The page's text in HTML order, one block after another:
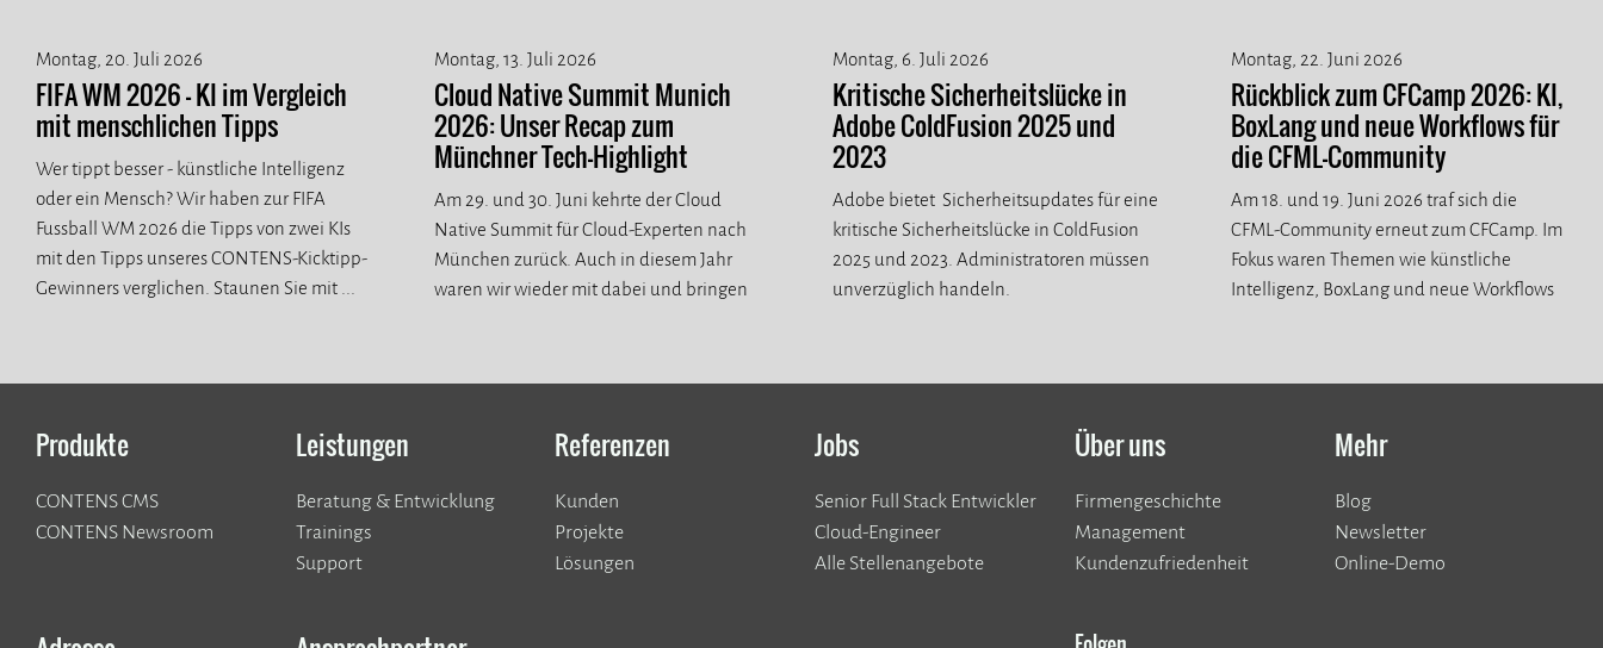
Montag, 20. Juli 2026
FIFA WM 2026 - KI im Vergleich
mit menschlichen Tipps
Wer tippt besser - künstliche Intelligenz
oder ein Mensch? Wir haben zur FIFA
Fussball WM 2026 die Tipps von zwei KIs
mit den Tipps unseres CONTENS-Kicktipp-
Gewinners verglichen. Staunen Sie mit ...
Montag, 13. Juli 2026
Cloud Native Summit Munich
2026: Unser Recap zum
Münchner Tech-Highlight
Am 29. und 30. Juni kehrte der Cloud
Native Summit für Cloud-Experten nach
München zurück. Auch in diesem Jahr
waren wir wieder mit dabei und bringen
Montag, 6. Juli 2026
Kritische Sicherheitslücke in
Adobe ColdFusion 2025 und
2023
Adobe bietet Sicherheitsupdates für eine
kritische Sicherheitslücke in ColdFusion
2025 und 2023. Administratoren müssen
unverzüglich handeln.
Montag, 22. Juni 2026
Rückblick zum CFCamp 2026: KI,
BoxLang und neue Workflows für
die CFML-Community
Am 18. und 19. Juni 2026 traf sich die
CFML-Community erneut zum CFCamp. Im
Fokus waren Themen wie künstliche
Intelligenz, BoxLang und neue Workflows
Produkte
CONTENS CMS
CONTENS Newsroom
Leistungen
Beratung & Entwicklung
Trainings
Support
Referenzen
Kunden
​​​​​​​Projekte
Lösungen
Jobs
Senior Full Stack Entwickler
Cloud-Engineer
Alle Stellenangebote
Über uns
Firmengeschichte
Management
Kundenzufriedenheit
Mehr
Blog
Newsletter
Online-Demo